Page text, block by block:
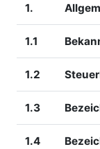
1.
1.1
1.2
1.3
1.4